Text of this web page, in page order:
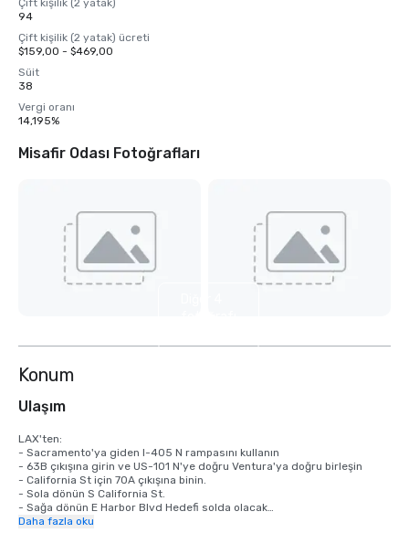
Çift kişilik (2 yatak)
94
Çift kişilik (2 yatak) ücreti
$159,00 - $469,00
Süit
38
Vergi oranı
14,195%
Misafir Odası Fotoğrafları
Konum
Ulaşım
LAX'ten:
- Sacramento'ya giden I-405 N rampasını kullanın
- 63B çıkışına girin ve US-101 N'ye doğru Ventura'ya doğru birleşin
- California St için 70A çıkışına binin.
- Sola dönün S California St.
- Sağa dönün E Harbor Blvd Hedefi solda olacak
Daha fazla oku